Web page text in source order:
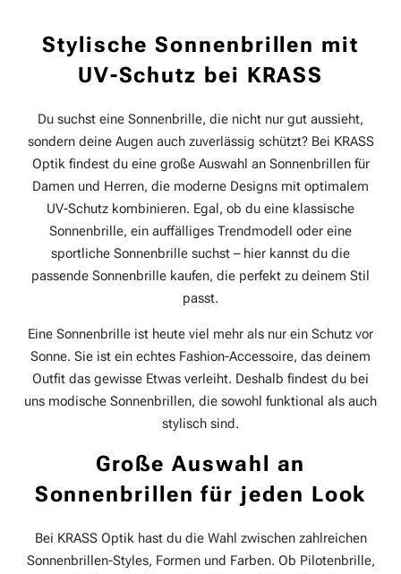
Stylische Sonnenbrillen mit
UV-Schutz bei KRASS
Du suchst eine Sonnenbrille, die nicht nur gut aussieht,
sondern deine Augen auch zuverlässig schützt? Bei KRASS
Optik findest du eine große Auswahl an Sonnenbrillen für
Damen und Herren, die moderne Designs mit optimalem
UV-Schutz kombinieren. Egal, ob du eine klassische
Sonnenbrille, ein auffälliges Trendmodell oder eine
sportliche Sonnenbrille suchst – hier kannst du die
passende Sonnenbrille kaufen, die perfekt zu deinem Stil
passt.
Eine Sonnenbrille ist heute viel mehr als nur ein Schutz vor
Sonne. Sie ist ein echtes Fashion-Accessoire, das deinem
Outfit das gewisse Etwas verleiht. Deshalb findest du bei
uns modische Sonnenbrillen, die sowohl funktional als auch
stylisch sind.
Große Auswahl an
Sonnenbrillen für jeden Look
Bei KRASS Optik hast du die Wahl zwischen zahlreichen
Sonnenbrillen-Styles, Formen und Farben. Ob Pilotenbrille,